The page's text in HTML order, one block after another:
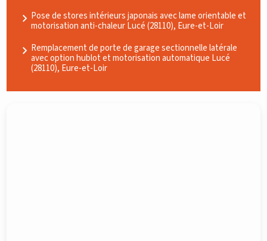
Pose de stores intérieurs japonais avec lame orientable et
motorisation anti-chaleur Lucé (28110), Eure-et-Loir
Remplacement de porte de garage sectionnelle latérale
avec option hublot et motorisation automatique Lucé
(28110), Eure-et-Loir